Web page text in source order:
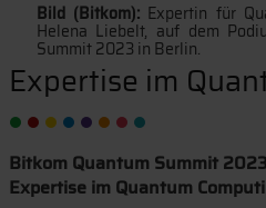
Bild (Bitkom): Expertin für
Helena Liebelt, auf dem
Summit 2023 in Berlin.
Expertise im
Bitkom Quantum Summit
Expertise im Quantum